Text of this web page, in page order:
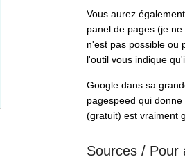
Vous aurez
panel de pages (je
n'est pas possible ou
l'outil vous indique
Google dans sa
pagespeed qui
(gratuit) est vraiment
Sources / Pour